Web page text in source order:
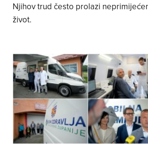
Njihov trud često prolazi
život.